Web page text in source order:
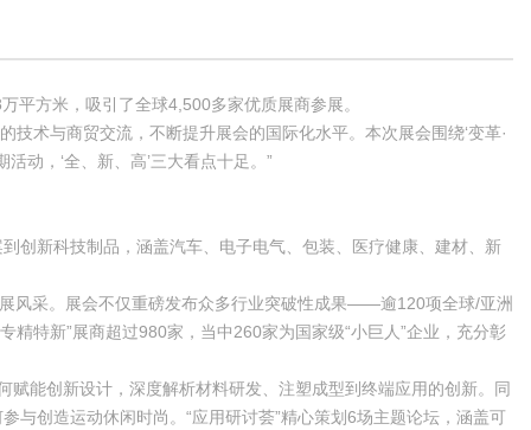
平方米，吸引了全球4,500多家优质展商参展。
术与商贸交流，不断提升展会的国际化水平。本次展会围绕‘变革·
动，‘全、新、高’三大看点十足。”
创新科技制品，涵盖汽车、电子电气、包装、医疗健康、建材、新
风采。展会不仅重磅发布众多行业突破性成果——逾120项全球/亚洲
特新”展商超过980家，当中260家为国家级“小巨人”企业，充分彰
能创新设计，深度解析材料研发、注塑成型到终端应用的创新。同
与创造运动休闲时尚。“应用研讨荟”精心策划6场主题论坛，涵盖可